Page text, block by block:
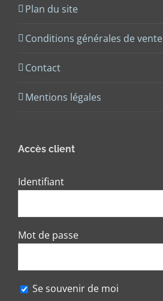
Plan du site
Conditions générales de vente
Contact
Mentions légales
Accès client
Identifiant
Mot de passe
Se souvenir de moi